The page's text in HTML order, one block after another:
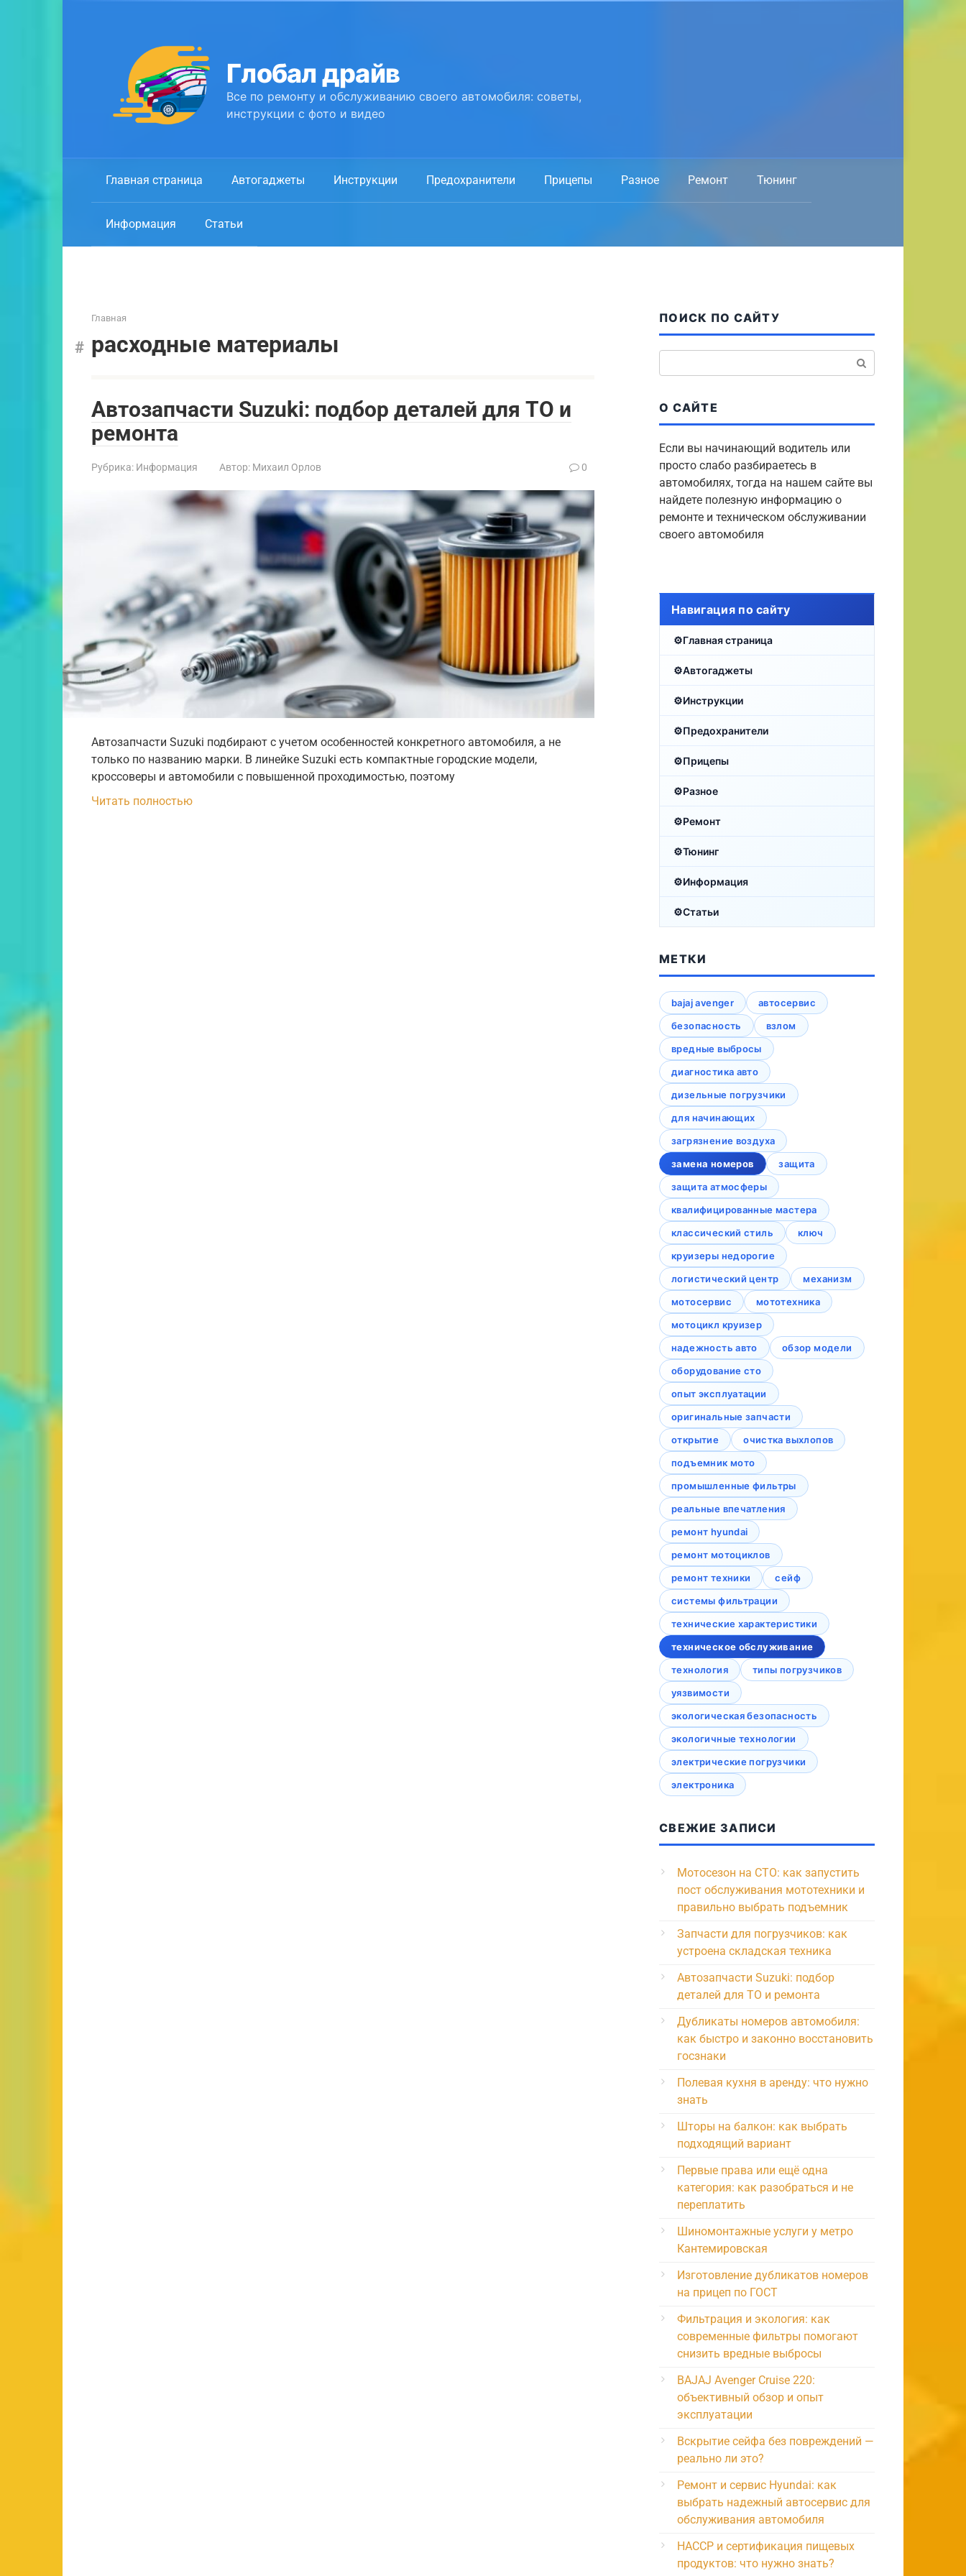
Глобал драйв
Все по ремонту и обслуживанию своего автомобиля: советы,
инструкции с фото и видео
Главная страница Автогаджеты Инструкции Предохранители Прицепы Разное Ремонт Тюнинг
Информация Статьи
Главная
расходные материалы
Автозапчасти Suzuki: подбор деталей для ТО и
ремонта
Рубрика: Информация Автор: Михаил Орлов 0
Автозапчасти Suzuki подбирают с учетом особенностей конкретного автомобиля, а не
только по названию марки. В линейке Suzuki есть компактные городские модели,
кроссоверы и автомобили с повышенной проходимостью, поэтому
Читать полностью
ПОИСК ПО САЙТУ
О САЙТЕ
Если вы начинающий водитель или
просто слабо разбираетесь в
автомобилях, тогда на нашем сайте вы
найдете полезную информацию о
ремонте и техническом обслуживании
своего автомобиля
Навигация по сайту
Главная страница
Автогаджеты
Инструкции
Предохранители
Прицепы
Разное
Ремонт
Тюнинг
Информация
Статьи
МЕТКИ
bajaj avenger
автосервис
безопасность
взлом
вредные выбросы
диагностика авто
дизельные погрузчики
для начинающих
загрязнение воздуха
замена номеров
защита
защита атмосферы
квалифицированные мастера
классический стиль
ключ
круизеры недорогие
логистический центр
механизм
мотосервис
мототехника
мотоцикл круизер
надежность авто
обзор модели
оборудование сто
опыт эксплуатации
оригинальные запчасти
открытие
очистка выхлопов
подъемник мото
промышленные фильтры
реальные впечатления
ремонт hyundai
ремонт мотоциклов
ремонт техники
сейф
системы фильтрации
технические характеристики
техническое обслуживание
технология
типы погрузчиков
уязвимости
экологическая безопасность
экологичные технологии
электрические погрузчики
электроника
СВЕЖИЕ ЗАПИСИ
Мотосезон на СТО: как запустить
пост обслуживания мототехники и
правильно выбрать подъемник
Запчасти для погрузчиков: как
устроена складская техника
Автозапчасти Suzuki: подбор
деталей для ТО и ремонта
Дубликаты номеров автомобиля:
как быстро и законно восстановить
госзнаки
Полевая кухня в аренду: что нужно
знать
Шторы на балкон: как выбрать
подходящий вариант
Первые права или ещё одна
категория: как разобраться и не
переплатить
Шиномонтажные услуги у метро
Кантемировская
Изготовление дубликатов номеров
на прицеп по ГОСТ
Фильтрация и экология: как
современные фильтры помогают
снизить вредные выбросы
BAJAJ Avenger Cruise 220:
объективный обзор и опыт
эксплуатации
Вскрытие сейфа без повреждений —
реально ли это?
Ремонт и сервис Hyundai: как
выбрать надежный автосервис для
обслуживания автомобиля
HACCP и сертификация пищевых
продуктов: что нужно знать?